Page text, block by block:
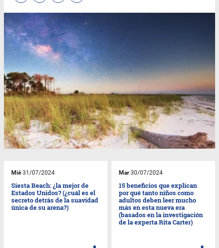
Mié31/07/2024
Siesta Beach: ¿la mejor de
Estados Unidos? (¿cuál es el
secreto detrás de la suavidad
única de su arena?)
Mar30/07/2024
15 beneficios que explican
por qué tanto niños como
adultos deben leer mucho
más en esta nueva era
(basados en la investigación
de la experta Rita Carter)